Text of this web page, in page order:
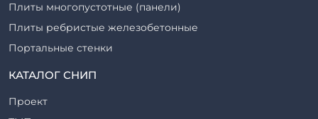
Плиты многопустотные (панели)
Плиты ребристые железобетонные
Портальные стенки
Прогоны железобетонные
Ригели железобетонные
КАТАЛОГ СНИП
Проект